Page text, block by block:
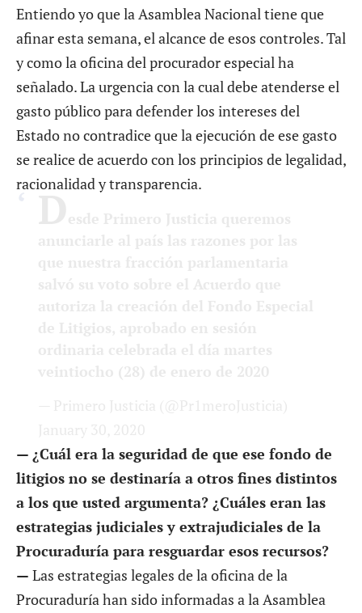
Entiendo yo que la Asamblea Nacional tiene que
afinar esta semana, el alcance de esos controles. Tal
y como la oficina del procurador especial ha
señalado. La urgencia con la cual debe atenderse el
gasto público para defender los intereses del
Estado no contradice que la ejecución de ese gasto
se realice de acuerdo con los principios de legalidad,
racionalidad y transparencia.
— ¿Cuál era la seguridad de que ese fondo de
litigios no se destinaría a otros fines distintos
a los que usted argumenta? ¿Cuáles eran las
estrategias judiciales y extrajudiciales de la
Procuraduría para resguardar esos recursos?
— Las estrategias legales de la oficina de la
Procuraduría han sido informadas a la Asamblea